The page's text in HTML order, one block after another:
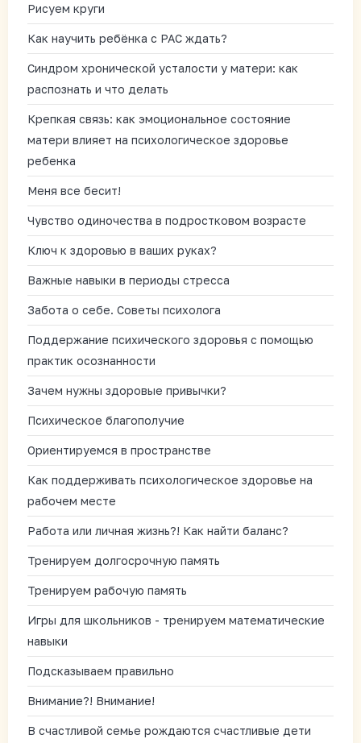
Рисуем круги
Как научить ребёнка с РАС ждать?
Синдром хронической усталости у матери: как
распознать и что делать
Крепкая связь: как эмоциональное состояние
матери влияет на психологическое здоровье
ребенка
Меня все бесит!
Чувство одиночества в подростковом возрасте
Ключ к здоровью в ваших руках?
Важные навыки в периоды стресса
Забота о себе. Советы психолога
Поддержание психического здоровья с помощью
практик осознанности
Зачем нужны здоровые привычки?
Психическое благополучие
Ориентируемся в пространстве
Как поддерживать психологическое здоровье на
рабочем месте
Работа или личная жизнь?! Как найти баланс?
Тренируем долгосрочную память
Тренируем рабочую память
Игры для школьников - тренируем математические
навыки
Подсказываем правильно
Внимание?! Внимание!
В счастливой семье рождаются счастливые дети